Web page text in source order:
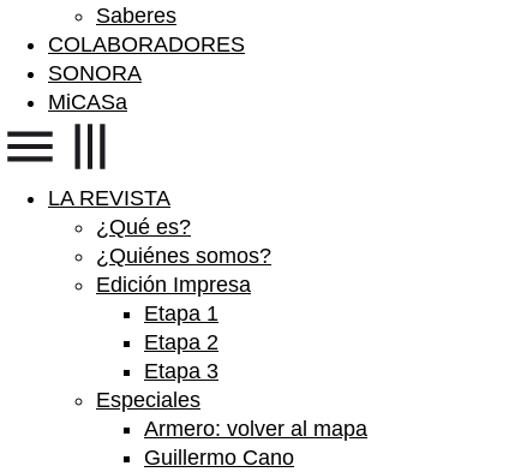
Saberes
COLABORADORES
SONORA
MiCASa
LA REVISTA
¿Qué es?
¿Quiénes somos?
Edición Impresa
Etapa 1
Etapa 2
Etapa 3
Especiales
Armero: volver al mapa
Guillermo Cano